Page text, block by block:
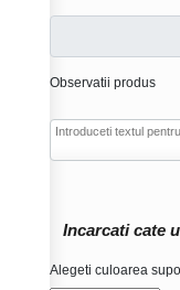
Observatii produs
Incarcati cate
Alegeti culoarea